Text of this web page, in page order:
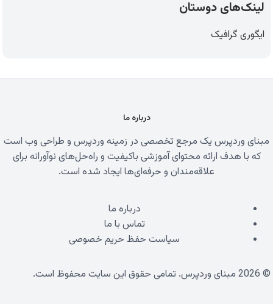
لینک‌های دوستان
ایگوری گرافیک
درباره ما
مبنای وردپرس یک مرجع تخصصی در زمینه وردپرس و طراحی وب است
که با هدف ارائه محتوای آموزشی باکیفیت و راه‌حل‌های نوآورانه برای
علاقه‌مندان و حرفه‌ای‌ها ایجاد شده است.
درباره ما
تماس با ما
سیاست حفظ حریم خصوصی
© 2026 مبنای وردپرس. تمامی حقوق این سایت محفوظ است.